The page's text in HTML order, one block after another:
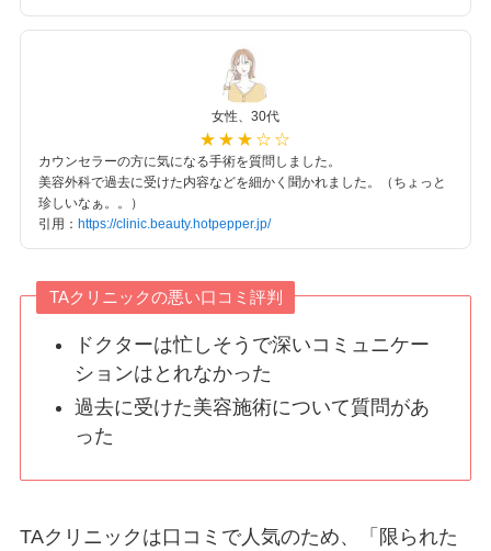
女性、30代
カウンセラーの方に気になる手術を質問しました。
美容外科で過去に受けた内容などを細かく聞かれました。（ちょっと
珍しいなぁ。。）
引用： https://clinic.beauty.hotpepper.jp/
TAクリニックの悪い口コミ評判
ドクターは忙しそうで深いコミュニケー
ションはとれなかった
過去に受けた美容施術について質問があ
った
TAクリニックは口コミで人気のため、「限られた